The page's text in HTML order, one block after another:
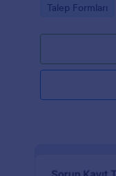
Go to Category:
Talep Formları